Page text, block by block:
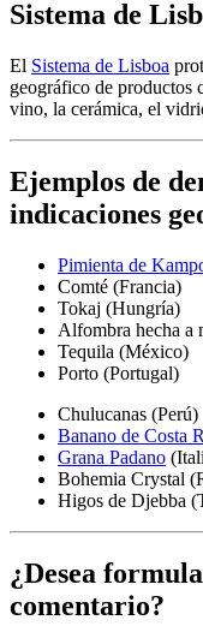
Sistema de
El Sistema de Lisboa
geográfico de productos
vino, la cerámica, el
Ejemplos de
indicaciones
Pimienta de
Comté (Francia)
Tokaj (Hungría)
Alfombra hecha a
Tequila (México)
Porto (Portugal)
Chulucanas (Perú)
Banano de Costa
Grana Padano
Bohemia Crystal
Higos de Djebba
¿Desea
comentario?